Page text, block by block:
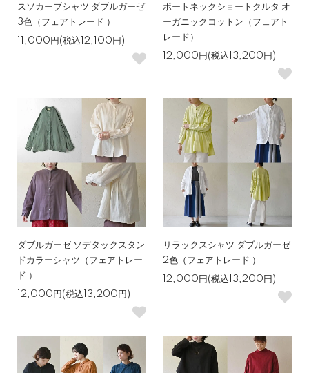
スソカーブシャツ ダブルガーゼ
3色（フェアトレード ）
11,000円(税込12,100円)
ボートネックショートクルタ オ
ーガニックコットン（フェアト
レード）
12,000円(税込13,200円)
ダブルガーゼ ソデタックスタン
ドカラーシャツ（フェアトレー
ド ）
12,000円(税込13,200円)
リラックスシャツ ダブルガーゼ
2色（フェアトレード ）
12,000円(税込13,200円)